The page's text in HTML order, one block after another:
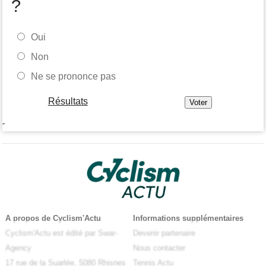
?
Oui
Non
Ne se prononce pas
Résultats
-
A propos de Cyclism'Actu
Cyclism'Actu est édité par Swar-
Agency
17 rue de la Suarlée, 5080 Rhisnes
Informations supplémentaires
Devenir partenaire
Nous contacter
Tennis Actu